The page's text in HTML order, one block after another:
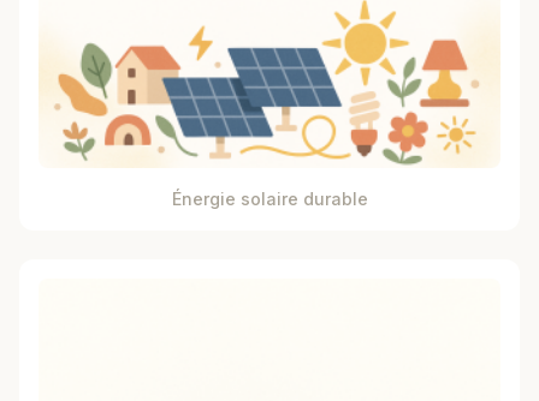
Énergie solaire durable